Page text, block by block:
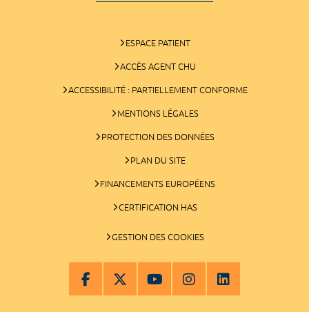
ESPACE PATIENT
ACCÈS AGENT CHU
ACCESSIBILITÉ : PARTIELLEMENT CONFORME
MENTIONS LÉGALES
PROTECTION DES DONNÉES
PLAN DU SITE
FINANCEMENTS EUROPÉENS
CERTIFICATION HAS
GESTION DES COOKIES